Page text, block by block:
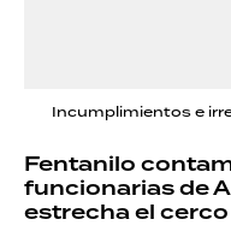
Incumplimientos e
Fentanilo
funcionarias de
estrecha el